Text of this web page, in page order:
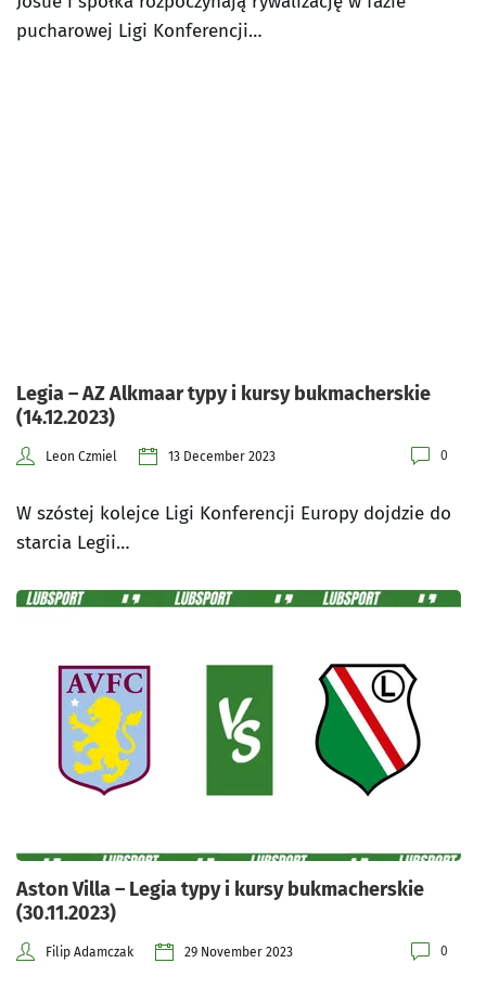
pucharowej Ligi Konferencji…
Legia – AZ Alkmaar typy i kursy bukmacherskie
(14.12.2023)
Leon Czmiel 13 December 2023 0
W szóstej kolejce Ligi Konferencji Europy dojdzie do
starcia Legii…
Aston Villa – Legia typy i kursy bukmacherskie
(30.11.2023)
Filip Adamczak 29 November 2023 0